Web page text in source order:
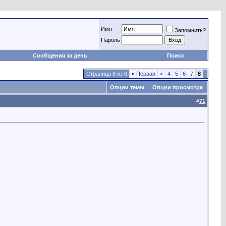
Имя
Запомнить?
Пароль
Сообщения за день Поиск
Страница 8 из 8 « Первая < 4 5 6 7 8
Опции темы Опции просмотра
#71